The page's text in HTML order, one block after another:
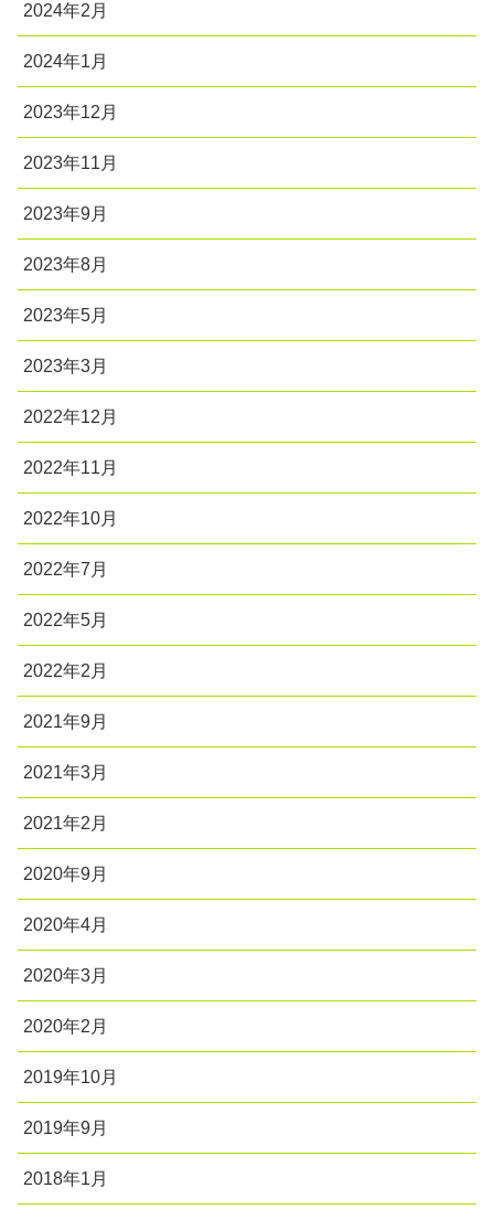
2024年2月
2024年1月
2023年12月
2023年11月
2023年9月
2023年8月
2023年5月
2023年3月
2022年12月
2022年11月
2022年10月
2022年7月
2022年5月
2022年2月
2021年9月
2021年3月
2021年2月
2020年9月
2020年4月
2020年3月
2020年2月
2019年10月
2019年9月
2018年1月